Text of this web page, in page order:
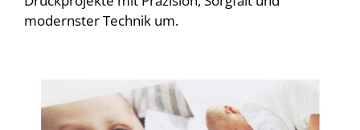
modernster Technik um.